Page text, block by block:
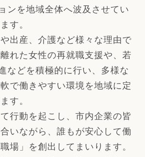
ンを地域全体へ波及させてい
す。
出産、介護など様々な理由で
れた女性の再就職支援や、若
などを積極的に行い、多様な
で働きやすい環境を地域に定
す。
行動を起こし、市内企業の皆
いながら、誰もが安心して働
場」を創出してまいります。